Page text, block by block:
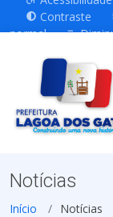
Contraste
normal
Notícias
Início Notícias